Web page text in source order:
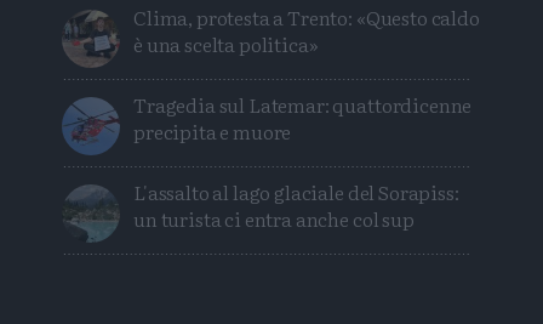
Clima, protesta a Trento: «Questo caldo
è una scelta politica»
Tragedia sul Latemar: quattordicenne
precipita e muore
L'assalto al lago glaciale del Sorapiss:
un turista ci entra anche col sup